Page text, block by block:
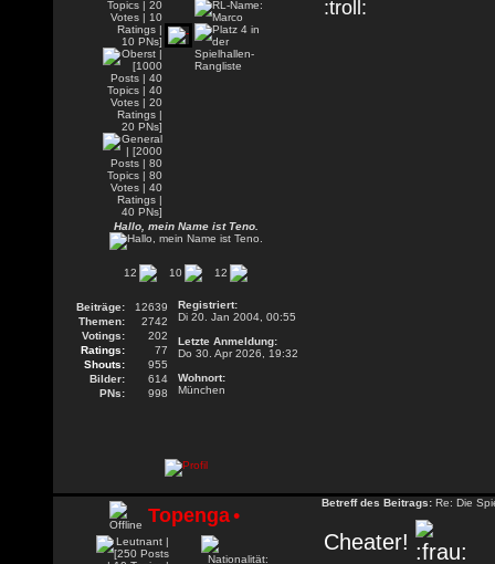
Hallo, mein Name ist Teno.
12 10 12
Beiträge:
12639
Themen:
2742
Votings:
202
Ratings:
77
Shouts:
955
Bilder:
614
PNs:
998
Registriert:
Di 20. Jan 2004, 00:55
Letzte Anmeldung:
Do 30. Apr 2026, 19:32
Wohnort:
München
Topenga•
Betreff des Beitrags: Re: Die
Cheater!